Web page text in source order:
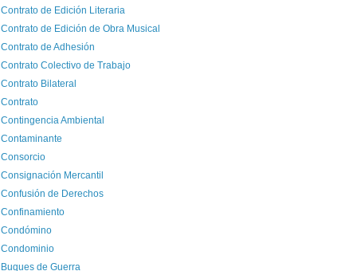
Contrato de Edición Literaria
Contrato de Edición de Obra Musical
Contrato de Adhesión
Contrato Colectivo de Trabajo
Contrato Bilateral
Contrato
Contingencia Ambiental
Contaminante
Consorcio
Consignación Mercantil
Confusión de Derechos
Confinamiento
Condómino
Condominio
Buques de Guerra